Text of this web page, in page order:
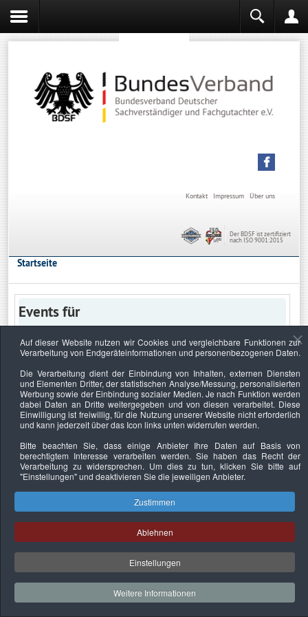
Über uns
Impressum
Kontakt
Der BDSF ist zertifiziert
nach ISO 9001:2015
Startseite
Events für
Keine Termine
Datenschutzerklärung Urheberrechtsnachweise Nachhaltigkeit
Copyright © 2026. Bundesverband Deutscher
Sachverständiger und Fachgutachter e.V..
Auf dieser Website nutzen wir Cookies und vergleichbare Funktionen zur
Verarbeitung von Endgeräteinformationen und personenbezogenen Daten.
Die Verarbeitung dient der Einbindung von Inhalten, externen Diensten
und Elementen Dritter, der statistischen Analyse/Messung, personalisierten
Werbung sowie der Einbindung sozialer Medien. Je nach Funktion werden
dabei Daten an Dritte weitergegeben und von diesen verarbeitet. Diese
Einwilligung ist freiwillig, für die Nutzung unserer Website nicht erforderlich
und kann jederzeit über das Icon links unten widerrufen werden.
Bitte beachten Sie, dass einige Anbieter Ihre Daten auf Basis von
berechtigtem Interesse verarbeiten werden. Sie haben das Recht der
Verarbeitung zu widersprechen. Um dies zu tun, klicken Sie bitte auf
"Einstellungen"und deaktivieren Sie die jeweiligen Anbieter.
Zustimmen
Ablehnen
Einstellungen
Weitere Informationen